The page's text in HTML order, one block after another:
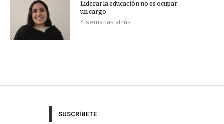
Liderar la educación no es ocupar
un cargo
4 semanas atrás
SUSCRÍBETE